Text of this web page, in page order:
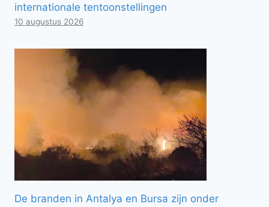
internationale tentoonstellingen
10 augustus 2026
De branden in Antalya en Bursa zijn onder